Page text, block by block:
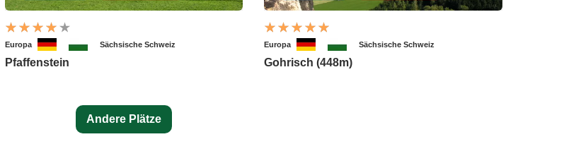
Europa Sächsische Schweiz
Pfaffenstein
Europa Sächsische Schweiz
Gohrisch (448m)
Andere Plätze